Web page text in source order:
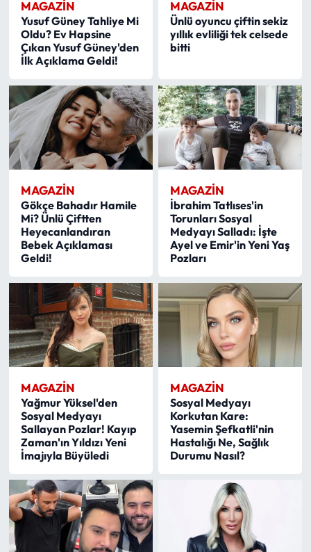
MAGAZİN
Yusuf Güney Tahliye Mi
Oldu? Ev Hapsine
Çıkan Yusuf Güney'den
İlk Açıklama Geldi!
MAGAZİN
Ünlü oyuncu çiftin sekiz
yıllık evliliği tek celsede
bitti
MAGAZİN
Gökçe Bahadır Hamile
Mi? Ünlü Çiftten
Heyecanlandıran
Bebek Açıklaması
Geldi!
MAGAZİN
İbrahim Tatlıses'in
Torunları Sosyal
Medyayı Salladı: İşte
Ayel ve Emir'in Yeni Yaş
Pozları
MAGAZİN
Yağmur Yüksel'den
Sosyal Medyayı
Sallayan Pozlar! Kayıp
Zaman'ın Yıldızı Yeni
İmajıyla Büyüledi
MAGAZİN
Sosyal Medyayı
Korkutan Kare:
Yasemin Şefkatli'nin
Hastalığı Ne, Sağlık
Durumu Nasıl?